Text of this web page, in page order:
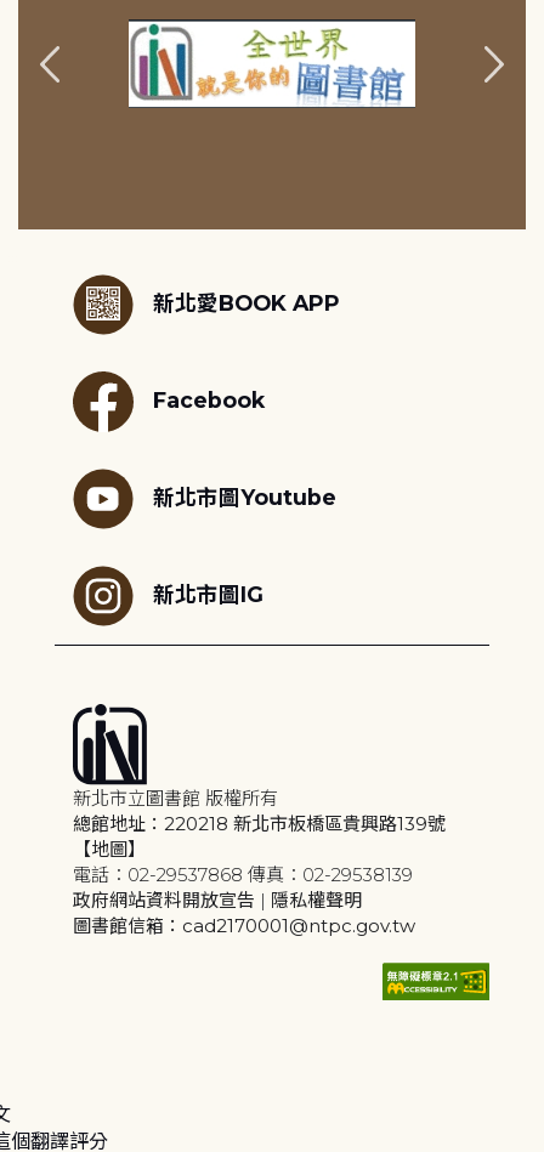
新北愛BOOK APP
Facebook
新北市圖Youtube
新北市圖IG
新北市立圖書館 版權所有
總館地址：220218 新北市板橋區貴興路139號
【地圖】
電話：02-29537868 傳真：02-29538139
政府網站資料開放宣告 | 隱私權聲明
圖書館信箱：cad2170001@ntpc.gov.tw
個翻譯評分